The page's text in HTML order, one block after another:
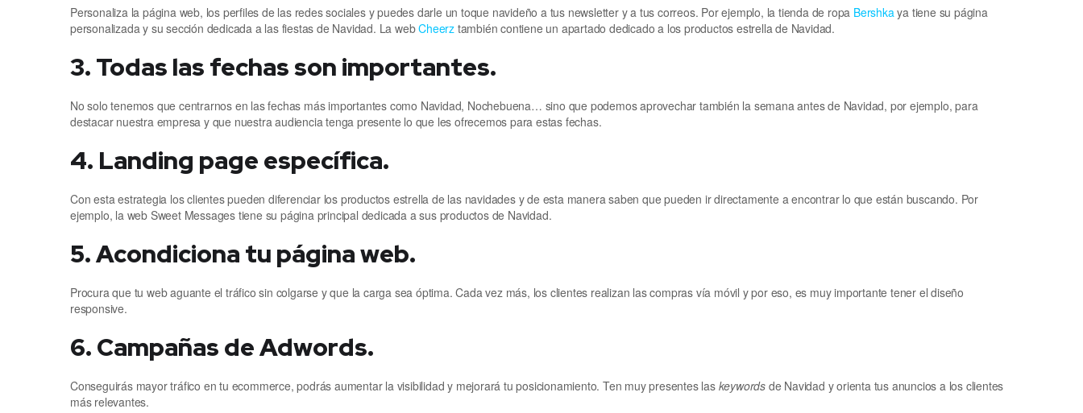
Personaliza la página web, los perfiles de las redes sociales y puedes darle un toque navideño a tus newsletter y a tus correos. Por ejemplo, la tienda de ropa Bershka ya tiene su página
personalizada y su sección dedicada a las fiestas de Navidad. La webCheerz también contiene un apartado dedicado a los productos estrella de Navidad.
3. Todas las fechas son importantes.
No solo tenemos que centrarnos en las fechas más importantes como Navidad, Nochebuena… sino que podemos aprovechar también la semana antes de Navidad, por ejemplo, para
destacar nuestra empresa y que nuestra audiencia tenga presente lo que les ofrecemos para estas fechas.
4. Landing page específica.
Con esta estrategia los clientes pueden diferenciar los productos estrella de las navidades y de esta manera saben que pueden ir directamente a encontrar lo que están buscando. Por
ejemplo, la web Sweet Messages tiene su página principal dedicada a sus productos de Navidad.
5. Acondiciona tu página web.
Procura que tu web aguante el tráfico sin colgarse y que la carga sea óptima. Cada vez más, los clientes realizan las compras vía móvil y por eso, es muy importante tener el diseño
responsive.
6. Campañas de Adwords.
Conseguirás mayor tráfico en tu ecommerce, podrás aumentar la visibilidad y mejorará tu posicionamiento. Ten muy presentes las keywords de Navidad y orienta tus anuncios a los clientes
más relevantes.